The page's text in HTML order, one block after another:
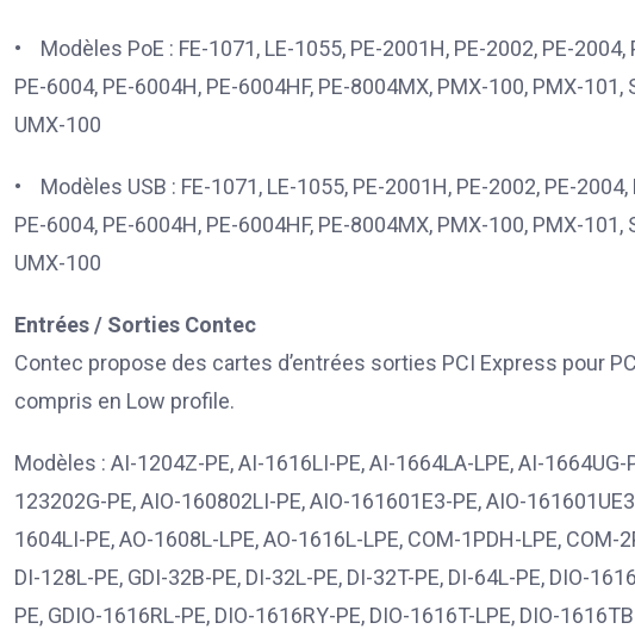
• Modèles PoE : FE-1071, LE-1055, PE-2001H, PE-2002, PE-
PE-6004, PE-6004H, PE-6004HF, PE-8004MX, PMX-100, PMX-
UMX-100
• Modèles USB : FE-1071, LE-1055, PE-2001H, PE-2002, PE-
PE-6004, PE-6004H, PE-6004HF, PE-8004MX, PMX-100, PMX-
UMX-100
Entrées / Sorties Contec
Contec propose des cartes d’entrées sorties PCI Express pour
compris en Low profile.
Modèles : AI-1204Z-PE, AI-1616LI-PE, AI-1664LA-LPE, AI-
123202G-PE, AIO-160802LI-PE, AIO-161601E3-PE, AIO-
1604LI-PE, AO-1608L-LPE, AO-1616L-LPE, COM-1PDH-LPE, COM-
DI-128L-PE, GDI-32B-PE, DI-32L-PE, DI-32T-PE, DI-64L-PE, DIO-
PE, GDIO-1616RL-PE, DIO-1616RY-PE, DIO-1616T-LPE, DIO-